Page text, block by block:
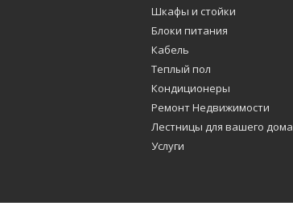
Шкафы и стойки
Блоки питания
Кабель
Теплый пол
Кондиционеры
Ремонт Недвижимости
Лестницы для вашего дома
Услуги